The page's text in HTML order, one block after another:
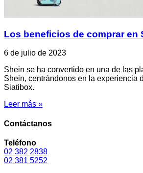
Los beneficios de comprar en
6 de julio de 2023
Shein se ha convertido en una de las
Shein, centrándonos en la experiencia
Siatibox.
Leer más »
Contáctanos
Teléfono
02 382 2838
02 381 5252